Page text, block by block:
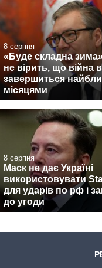
8 серпня
«Буде складна
не вірить, що війна в
завершиться
місяцями
8 серпня
Маск не дає Україні
використовувати
для ударів по рф і
до угоди